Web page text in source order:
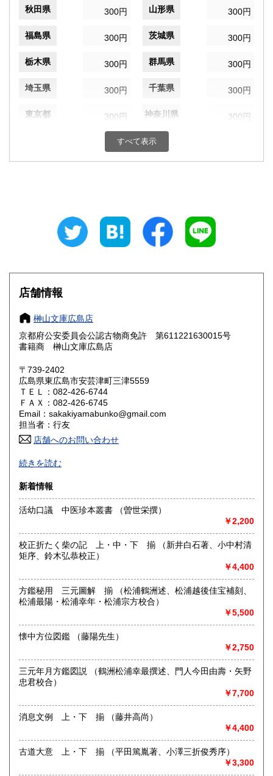
秋田県 300円 山形県 300円
福島県 300円 茨城県 300円
栃木県 300円 群馬県 300円
埼玉県 300円 千葉県 300円
東京都 300円 神奈川県 300円
300円 富山県
静岡県
300円 三重県
滋賀県 300円 京都府 300円
大阪府
奈良県
鳥取県 300円
岡山県 300円
山口県 300円
香川県
佐賀県
熊本県 300円 大分県
宮崎県 300円 鹿児島県 300円
沖縄県
すべて表示
店舗情報
榊山文庫広島店
京都府公安委員会公認古物商免許 第611221630015号
書籍商 榊山文庫広島店
〒739-2402
広島県東広島市安芸津町三津5559
ＴＥＬ：082-426-6744
ＦＡＸ：082-426-6745
Email：sakakiyamabunko@gmail.com
担当者：行友
店舗へのお問い合わせ
最寄駅：安芸津駅
営業時間：店舗はございません 電話・FAX対応は午前9時よ
り午後6時まで 注:仕入れ等のため外出多し、急ぎの方は留
定休日：土・日・祝日ほか不定休
書籍の買取について
古文書から学術書まで幅広く対応しております。
蔵書やコレクションの整理でお悩みの方ご相談ください。
哲学宗教、歴史、社会科学、美術工芸、国語国文、外国文
学、古典籍、近代文献、趣味、外国書、サブカルチャー、古
続きを読む
新着情報
活幼口議 中医珍本叢書 （曽世栄撰）
￥2,200
校正折たく柴の記 上・中・下 揃 （新井白石著、小中村清
矩序、鈴木弘恭校正）
￥4,400
方鑑秘用 三元圖解 揃 （松浦鶴洲述、松浦越後佳宝補刻、
松浦最陽・松浦幸年・松浦宗方校合）
￥5,500
懐中方位図鑑 （藤陽先生）
￥2,750
三元年月方鑑図説 （鶴洲松浦幸最撰述、門人今田由壽・矢野
忠君校合）
￥7,700
消息文例 上・下 揃 （藤井高尚）
￥4,400
古道大意 上・下 揃 （平田篤胤著、小澤三折俊秀序）
￥3,300